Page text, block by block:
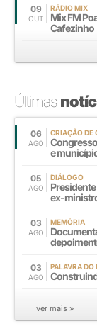
09
OUT
RÁDIO MIX
Mix FM
Cafezinho
Últimas
06
AGO
CRIAÇÃO DE
e
05
AGO
DIÁLOGO
ex-
03
AGO
MEMÓRIA
03
AGO
PALAVRA DO
ver mais »